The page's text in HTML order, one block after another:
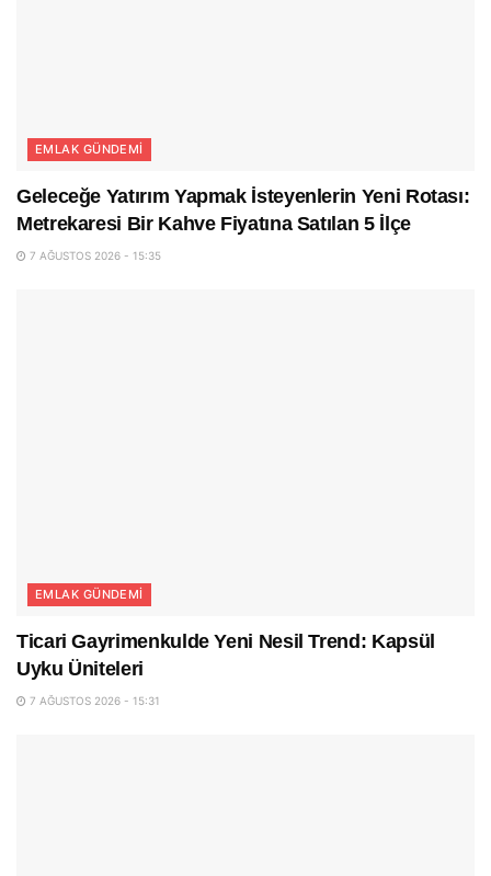
EMLAK GÜNDEMI
Geleceğe Yatırım Yapmak İsteyenlerin Yeni Rotası:
Metrekaresi Bir Kahve Fiyatına Satılan 5 İlçe
7 AĞUSTOS 2026 - 15:35
EMLAK GÜNDEMI
Ticari Gayrimenkulde Yeni Nesil Trend: Kapsül
Uyku Üniteleri
7 AĞUSTOS 2026 - 15:31